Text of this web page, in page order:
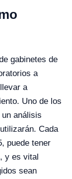
gabinetes de
a
a
Uno de los
análisis
Cada
puede tener
y es vital
sean